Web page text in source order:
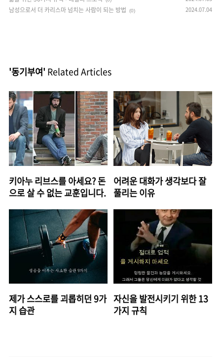
남성으로서 더 카리스마 넘치는 사람이 되는 방법 (0) 2024.07.04
'동기부여' Related Articles
키아누 리브스를 아세요? 돈
으로 살 수 없는 교훈입니다.
어려운 대화가 생각보다 잘
풀리는 이유
제가 스스로를 괴롭히던 9가
지 습관
자신을 발전시키기 위한 13
가지 규칙